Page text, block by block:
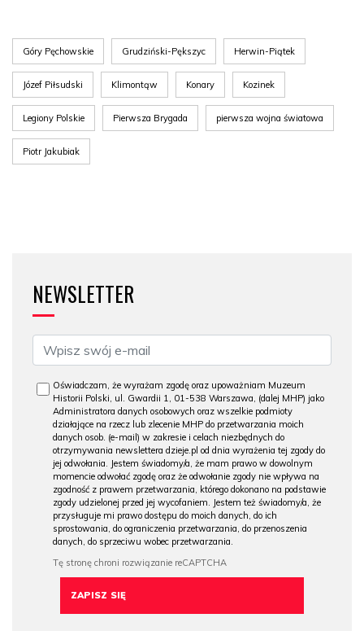
Góry Pęchowskie Grudziński-Pększyc Herwin-Piątek
Józef Piłsudski Klimontąw Konary Kozinek
Legiony Polskie Pierwsza Brygada pierwsza wojna światowa
Piotr Jakubiak
NEWSLETTER
Oświadczam, że wyrażam zgodę oraz upoważniam Muzeum
Historii Polski, ul. Gwardii 1, 01-538 Warszawa, (dalej MHP) jako
Administratora danych osobowych oraz wszelkie podmioty
działające na rzecz lub zlecenie MHP do przetwarzania moich
danych osob. (e-mail) w zakresie i celach niezbędnych do
otrzymywania newslettera dzieje.pl od dnia wyrażenia tej zgody do
jej odwołania. Jestem świadomy/a, że mam prawo w dowolnym
momencie odwołać zgodę oraz że odwołanie zgody nie wpływa na
zgodność z prawem przetwarzania, którego dokonano na podstawie
zgody udzielonej przed jej wycofaniem. Jestem też świadomy/a, że
przysługuje mi prawo dostępu do moich danych, do ich
sprostowania, do ograniczenia przetwarzania, do przenoszenia
danych, do sprzeciwu wobec przetwarzania.